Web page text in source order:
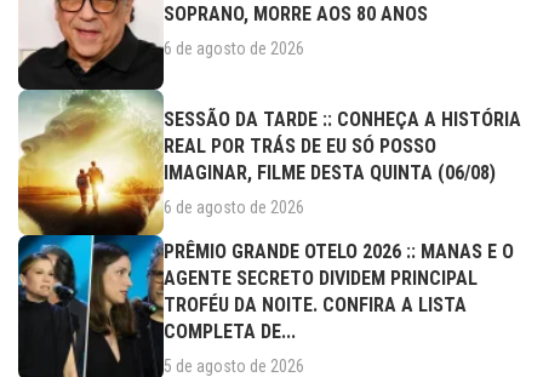
SOPRANO, MORRE AOS 80 ANOS
6 de agosto de 2026
SESSÃO DA TARDE :: CONHEÇA A HISTÓRIA
REAL POR TRÁS DE EU SÓ POSSO
IMAGINAR, FILME DESTA QUINTA (06/08)
6 de agosto de 2026
PRÊMIO GRANDE OTELO 2026 :: MANAS E O
AGENTE SECRETO DIVIDEM PRINCIPAL
TROFÉU DA NOITE. CONFIRA A LISTA
COMPLETA DE...
5 de agosto de 2026